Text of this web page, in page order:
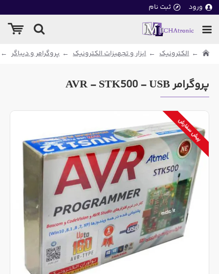
ورود ثبت نام
الکترونیک ابزار و تجهیزات الکترونیک پروگرامر و دیباگر
پروگرامر AVR - STK500 - USB
پیش سفارش